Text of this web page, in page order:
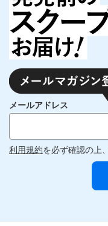
メールアドレス
利用規約を必ず確認の上